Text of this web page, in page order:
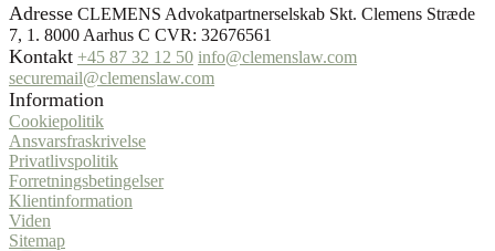
Adresse CLEMENS Advokatpartnerselskab Skt. Clemens Stræde
7, 1. 8000 Aarhus C CVR: 32676561
Kontakt +45 87 32 12 50 info@clemenslaw.com
securemail@clemenslaw.com
Information
Cookiepolitik
Ansvarsfraskrivelse
Privatlivspolitik
Forretningsbetingelser
Klientinformation
Viden
Sitemap